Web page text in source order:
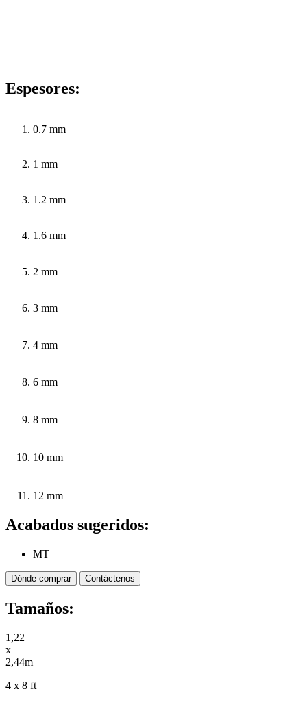
Espesores:
0.7 mm
1 mm
1.2 mm
1.6 mm
2 mm
3 mm
4 mm
6 mm
8 mm
10 mm
12 mm
Acabados sugeridos:
MT
Dónde comprar Contáctenos
Tamaños:
1,22
x
2,44m
4 x 8 ft